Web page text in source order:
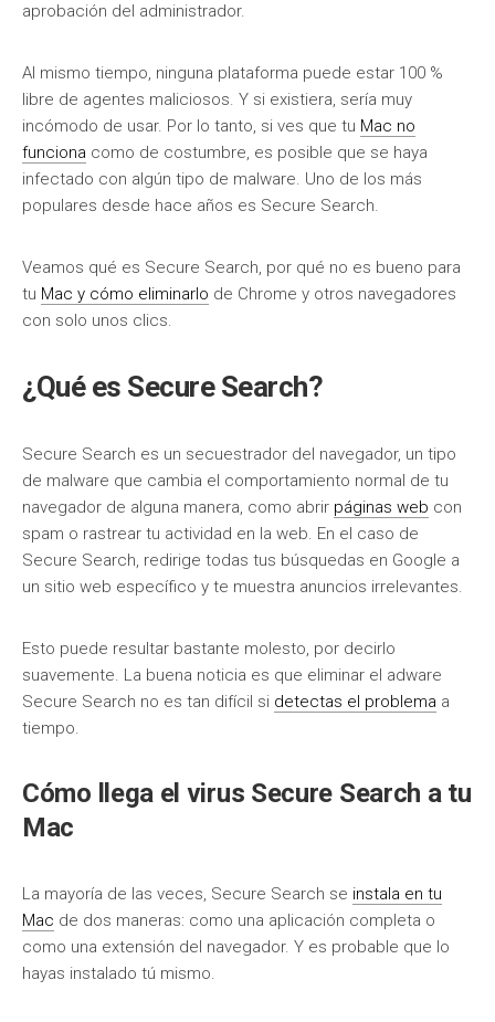
aprobación del administrador.
Al mismo tiempo, ninguna plataforma puede estar 100 %
libre de agentes maliciosos. Y si existiera, sería muy
incómodo de usar. Por lo tanto, si ves que tu Mac no
funciona como de costumbre, es posible que se haya
infectado con algún tipo de malware. Uno de los más
populares desde hace años es Secure Search.
Veamos qué es Secure Search, por qué no es bueno para
tu Mac y cómo eliminarlo de Chrome y otros navegadores
con solo unos clics.
¿Qué es Secure Search?
Secure Search es un secuestrador del navegador, un tipo
de malware que cambia el comportamiento normal de tu
navegador de alguna manera, como abrir páginas web con
spam o rastrear tu actividad en la web. En el caso de
Secure Search, redirige todas tus búsquedas en Google a
un sitio web específico y te muestra anuncios irrelevantes.
Esto puede resultar bastante molesto, por decirlo
suavemente. La buena noticia es que eliminar el adware
Secure Search no es tan difícil si detectas el problema a
tiempo.
Cómo llega el virus Secure Search a tu
Mac
La mayoría de las veces, Secure Search se instala en tu
Mac de dos maneras: como una aplicación completa o
como una extensión del navegador. Y es probable que lo
hayas instalado tú mismo.